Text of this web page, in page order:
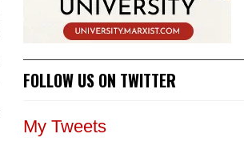
FOLLOW US ON TWITTER
My Tweets